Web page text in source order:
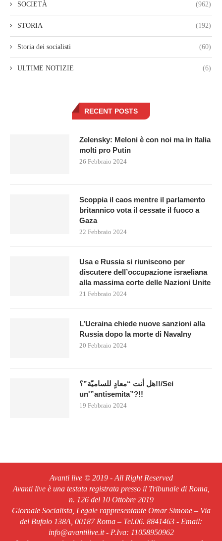
SOCIETÀ (962)
STORIA (192)
Storia dei socialisti (60)
ULTIME NOTIZIE (6)
RECENT POSTS
Zelensky: Meloni è con noi ma in Italia
molti pro Putin
26 Febbraio 2024
Scoppia il caos mentre il parlamento
britannico vota il cessate il fuoco a
Gaza
22 Febbraio 2024
Usa e Russia si riuniscono per
discutere dell’occupazione israeliana
alla massima corte delle Nazioni Unite
21 Febbraio 2024
L’Ucraina chiede nuove sanzioni alla
Russia dopo la morte di Navalny
20 Febbraio 2024
هل أنت “معادٍ للساميّة”؟!!/Sei
un'”antisemita”?!!
19 Febbraio 2024
Avanti live © 2019 - All Right Reserved
Avanti live è una testata registrata presso il Tribunale di Roma,
n. 126 del 10 Ottobre 2019
Giornale Socialista, Legale rappresentante Omar Simone – Via
del Bufalo 138A, 00187 Roma – Tel.06. 8841463 - Email:
info@avantilive.it - P.Iva: 11058950962